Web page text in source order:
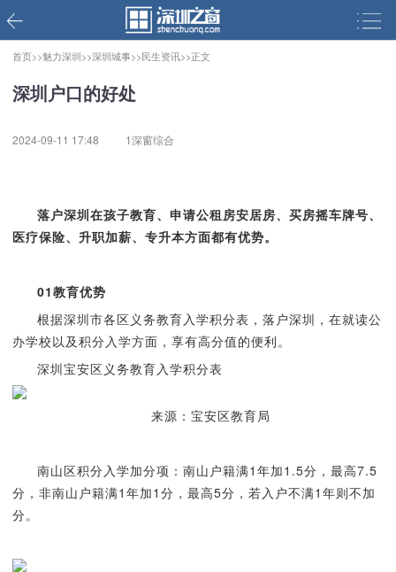
首页>>魅力深圳>>深圳城事>>民生资讯>>正文
深圳户口的好处
2024-09-11 17:48 1深窗综合
落户深圳在孩子教育、申请公租房安居房、买房摇车牌号、
医疗保险、升职加薪、专升本方面都有优势。
01教育优势
根据深圳市各区义务教育入学积分表，落户深圳，在就读公
办学校以及积分入学方面，享有高分值的便利。
深圳宝安区义务教育入学积分表
来源：宝安区教育局
南山区积分入学加分项：南山户籍满1年加1.5分，最高7.5
分，非南山户籍满1年加1分，最高5分，若入户不满1年则不加
分。